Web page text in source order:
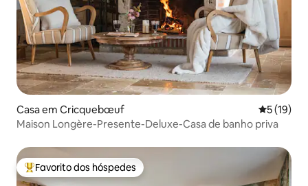
Casa em Cricquebœuf
5 (19)
Maison Longère-Presente-Deluxe-Casa de banho priva
Favoritos dos hóspedes mais apreciados
Favorito dos hóspedes